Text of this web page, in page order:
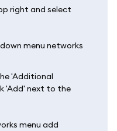
right and select
'Additional
'Add' next to the